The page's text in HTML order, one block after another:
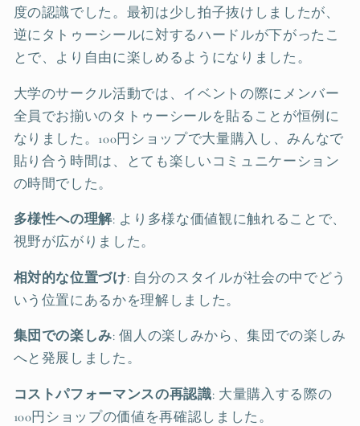
度の認識でした。最初は少し拍子抜けしましたが、
逆にタトゥーシールに対するハードルが下がったこ
とで、より自由に楽しめるようになりました。
大学のサークル活動では、イベントの際にメンバー
全員でお揃いのタトゥーシールを貼ることが恒例に
なりました。100円ショップで大量購入し、みんなで
貼り合う時間は、とても楽しいコミュニケーション
の時間でした。
多様性への理解: より多様な価値観に触れることで、
視野が広がりました。
相対的な位置づけ: 自分のスタイルが社会の中でどう
いう位置にあるかを理解しました。
集団での楽しみ: 個人の楽しみから、集団での楽しみ
へと発展しました。
コストパフォーマンスの再認識: 大量購入する際の
100円ショップの価値を再確認しました。